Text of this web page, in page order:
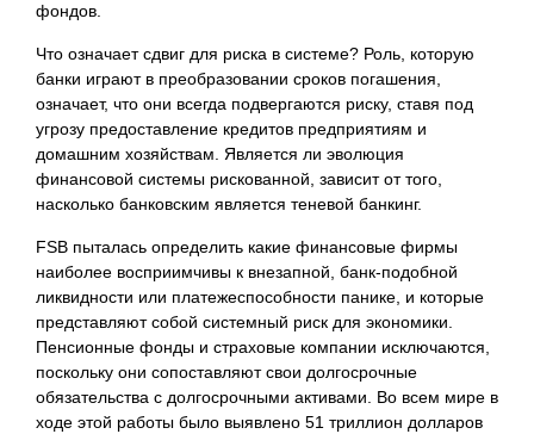
фондов.
Что означает сдвиг для риска в системе? Роль, которую
банки играют в преобразовании сроков погашения,
означает, что они всегда подвергаются риску, ставя под
угрозу предоставление кредитов предприятиям и
домашним хозяйствам. Является ли эволюция
финансовой системы рискованной, зависит от того,
насколько банковским является теневой банкинг.
FSB пыталась определить какие финансовые фирмы
наиболее восприимчивы к внезапной, банк-подобной
ликвидности или платежеспособности панике, и которые
представляют собой системный риск для экономики.
Пенсионные фонды и страховые компании исключаются,
поскольку они сопоставляют свои долгосрочные
обязательства с долгосрочными активами. Во всем мире в
ходе этой работы было выявлено 51 триллион долларов